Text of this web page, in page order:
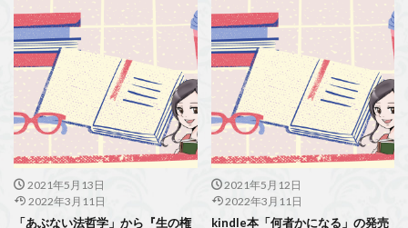
2021年5月13日
2022年3月11日
「あぶない法哲学」から『生の権
2021年5月12日
2022年3月11日
kindle本「何者かになる」の発売